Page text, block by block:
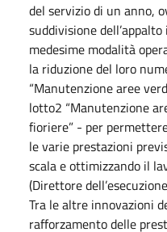
del servizio di un anno,
suddivisione
medesime modalità
la riduzione del loro
“Manutenzione aree
lotto2 “Manutenzione
fioriere” - per
le varie prestazioni
scala e ottimizzando il
(Direttore
Tra le altre innovazioni
rafforzamento delle